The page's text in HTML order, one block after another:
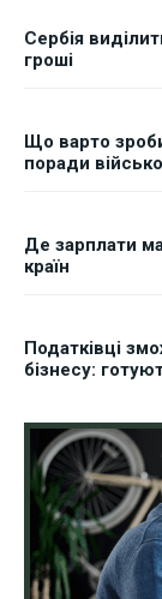
Сербія
гроші
Що варто
поради
Де зарплати
країн
Податківці
бізнесу: